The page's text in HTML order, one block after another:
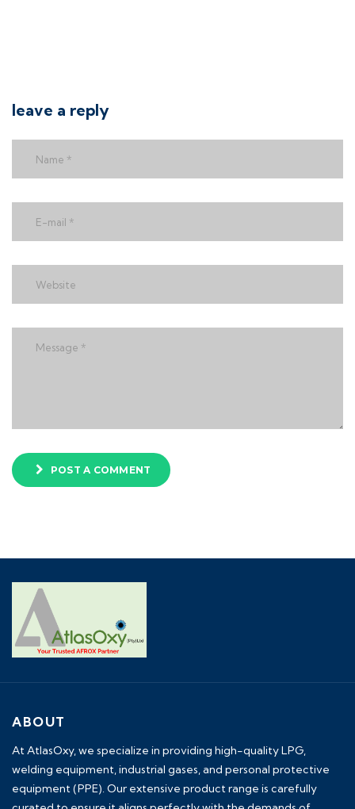
leave a reply
POST A COMMENT
ABOUT
At AtlasOxy, we specialize in providing high-quality LPG,
welding equipment, industrial gases, and personal protective
equipment (PPE). Our extensive product range is carefully